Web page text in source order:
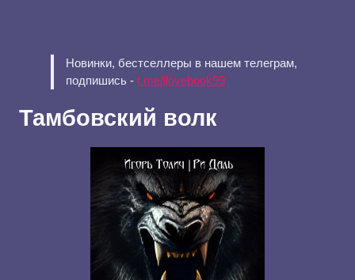
Новинки, бестселлеры в нашем телеграм,
подпишись - t.me/ilovebook99
Тамбовский волк